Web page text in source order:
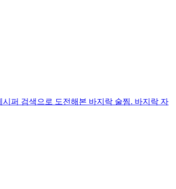
퍼 검색으로 도전해본 바지락 술찜. 바지락 자